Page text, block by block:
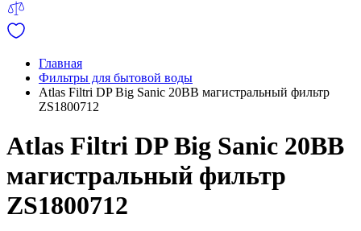
Главная
Фильтры для бытовой воды
Atlas Filtri DP Big Sanic 20BB магистральный фильтр
ZS1800712
Atlas Filtri DP Big Sanic 20BB
магистральный фильтр
ZS1800712